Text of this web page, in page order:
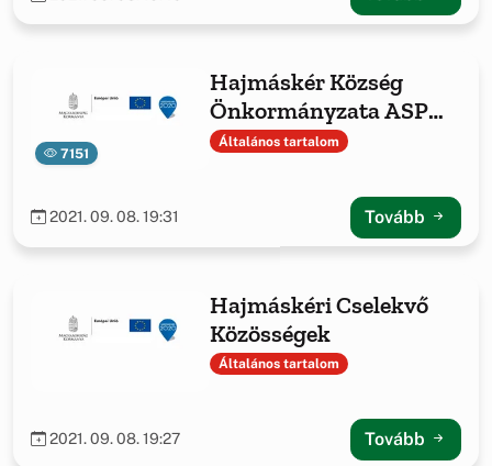
7151
Hajmáskér Község
Önkormányzata ASP
központhoz való
Általános tartalom
2021. 09. 08. 19:31 Tovább
Hajmáskéri Cselekvő
Közösségek
Általános tartalom
2021. 09. 08. 19:27 Tovább